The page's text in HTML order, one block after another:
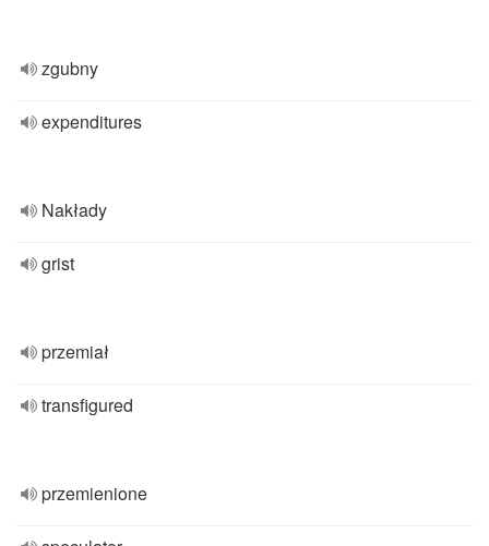
zgubny
expenditures
Nakłady
grist
przemiał
transfigured
przemienione